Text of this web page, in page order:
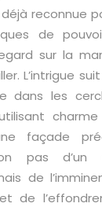
déjà reconnue
de
sur la
L’intrigue
dans les
façade
pas d’un
de
de